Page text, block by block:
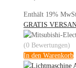
Enthält 19%
GRATIS
(0 Bewertungen)
In den Warenkorb